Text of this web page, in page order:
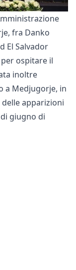
fra Danko
El Salvador
ospitare il
inoltre
a Medjugorje, in
apparizioni
giugno di